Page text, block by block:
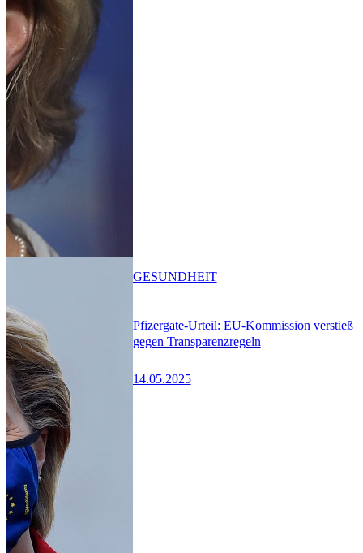
Pfizergate-Urteil: EU-Kommission verstieß
gegen Transparenzregeln
14.05.2025
GESUNDHEIT